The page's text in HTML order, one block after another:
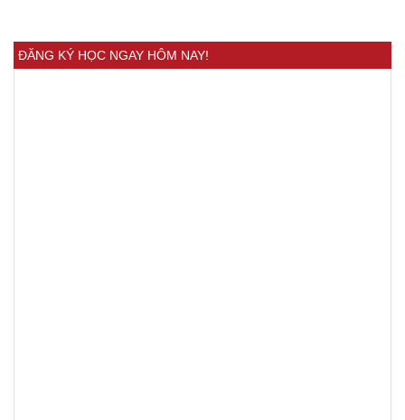
ĐĂNG KÝ HỌC NGAY HÔM NAY!